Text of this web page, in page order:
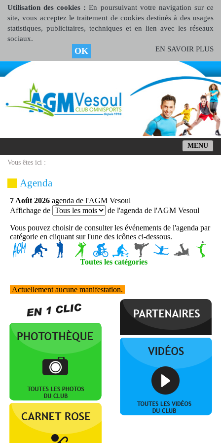
Utilisation des cookies :En poursuivant votre navigation sur ce
site, vous acceptez le traitement de cookies destinés à des usages
statistiques, publicitaires, techniques et en lien avec les réseaux
sociaux.
OK EN SAVOIR PLUS
MENU
Vous êtes ici :
Agenda
7 Août 2026 agenda de l'AGM Vesoul
Affichage de
de l'agenda de l'AGM Vesoul
Vous pouvez choisir de consulter les événements de l'agenda par
catégorie en cliquant sur l'une des icônes ci-dessous.
Toutes les catégories
Actuellement aucune manifestation.